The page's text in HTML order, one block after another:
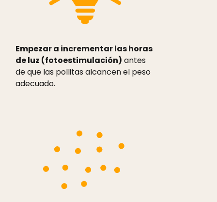
Empezar a incrementar las horas
de luz (fotoestimulación) antes
de que las pollitas alcancen el peso
adecuado.